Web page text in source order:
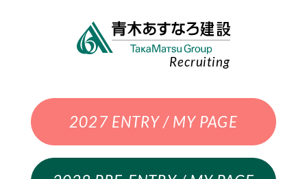
Recruiting
2027 ENTRY / MY PAGE